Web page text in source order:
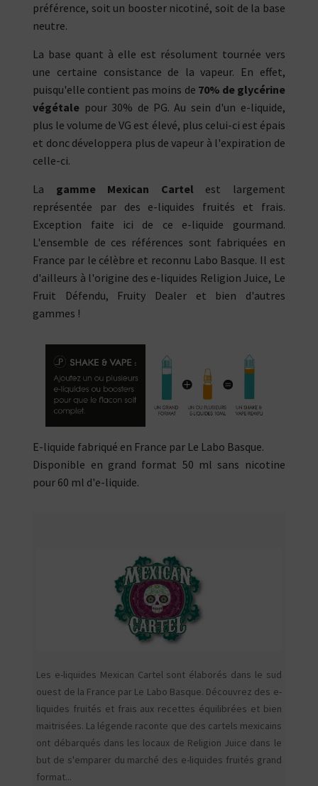
préférence, soit un booster nicotiné, soit de la base
neutre.
La base quant à elle est résolument tournée vers
une certaine consistance de la vapeur. En effet,
puisqu'elle contient pas moins de 70% de glycérine
végétale pour 30% de PG. Au sein d'un e-liquide,
plus le volume de VG est élevé, plus celui-ci est épais
et donc développera plus de vapeur à l'expiration de
celle-ci.
La gamme Mexican Cartel est largement
représentée par des e-liquides fruités et frais.
Exception faite ici de ce e-liquide gourmand.
L'ensemble de ces références sont fabriquées en
France par le célèbre et reconnu Labo Basque. Il est
d'ailleurs à l'origine des e-liquides Religion Juice, Le
Fruit Défendu, Fruity Dealer et bien d'autres
gammes !
E-liquide fabriqué en France par Le Labo Basque.
Disponible en grand format 50 ml sans nicotine
pour 60 ml d'e-liquide.
Les e-liquides Mexican Cartel sont élaborés dans le sud
ouest de la France par Le Labo Basque. Découvrez des e-
liquides fruités et frais aux recettes équilibrées et bien
maitrisées. La légende raconte que des cartels mexicains
ont débarqués dans les locaux de Religion Juice dans le
but de s'emparer du marché des e-liquides fruités grand
format...